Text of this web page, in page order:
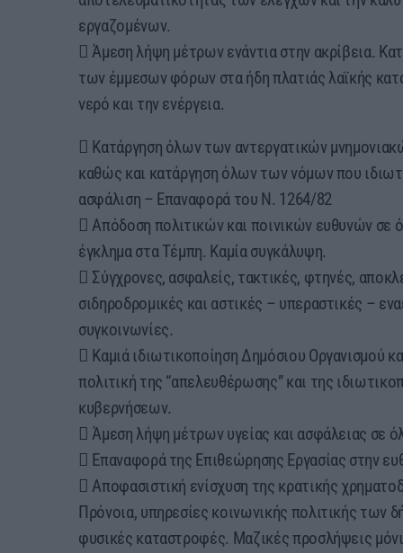
εργαζομένων.
 Άμεση λήψη μέτρων ενάντια στην ακρίβεια.
των έμμεσων φόρων στα ήδη πλατιάς λαϊκής
νερό και την ενέργεια.
 Κατάργηση όλων των αντεργατικών
καθώς και κατάργηση όλων των νόμων που
ασφάλιση – Επαναφορά του Ν. 1264/82
 Απόδοση πολιτικών και ποινικών ευθυνών σε
έγκλημα στα Τέμπη. Καμία συγκάλυψη.
 Σύγχρονες, ασφαλείς, τακτικές, φτηνές,
σιδηροδρομικές και αστικές – υπεραστικές –
συγκοινωνίες.
 Καμιά ιδιωτικοποίηση Δημόσιου Οργανισμού
πολιτική της “απελευθέρωσης” και της
κυβερνήσεων.
 Άμεση λήψη μέτρων υγείας και ασφάλειας σε
 Επαναφορά της Επιθεώρησης Εργασίας στην
 Αποφασιστική ενίσχυση της κρατικής
Πρόνοια, υπηρεσίες κοινωνικής πολιτικής των
φυσικές καταστροφές. Μαζικές προσλήψεις